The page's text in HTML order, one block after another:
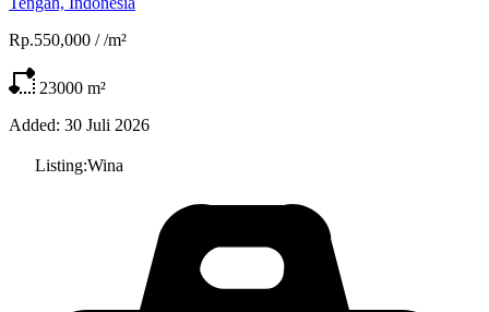
Rp.550,000 / /m²
23000 m²
Added: 30 Juli 2026
Listing:Wina